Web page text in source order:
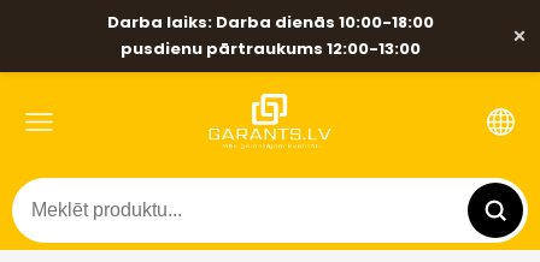
Darba laiks: Darba dienās 10:00-18:00
pusdienu pārtraukums 12:00-13:00
×